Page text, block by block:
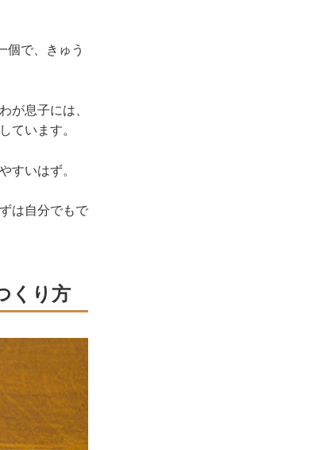
個で、きゅう
が息子には、
ています。
すいはず。
は自分でもで
くり方